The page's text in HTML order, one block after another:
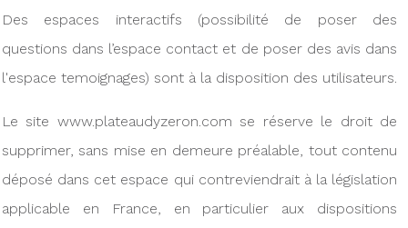
Des espaces interactifs (possibilité de poser des
questions dans l’espace contact et de poser des avis dans
l'espace temoignages) sont à la disposition des utilisateurs.
Le site www.plateaudyzeron.com se réserve le droit de
supprimer, sans mise en demeure préalable, tout contenu
déposé dans cet espace qui contreviendrait à la législation
applicable en France, en particulier aux dispositions